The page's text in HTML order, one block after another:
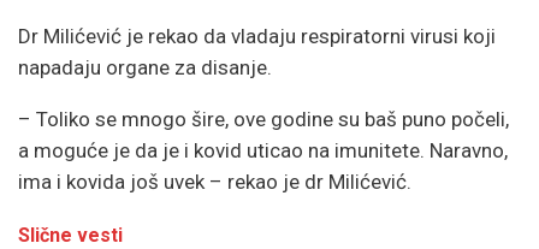
Dr Milićević je rekao da vladaju respiratorni virusi koji
napadaju organe za disanje.
– Toliko se mnogo šire, ove godine su baš puno počeli,
a moguće je da je i kovid uticao na imunitete. Naravno,
ima i kovida još uvek – rekao je dr Milićević.
Slične vesti